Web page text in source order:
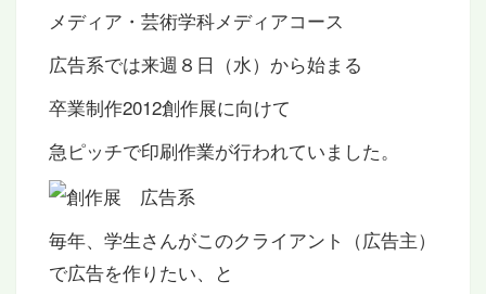
メディア・芸術学科メディアコース
広告系では来週８日（水）から始まる
卒業制作2012創作展に向けて
急ピッチで印刷作業が行われていました。
毎年、学生さんがこのクライアント（広告主）
で広告を作りたい、と